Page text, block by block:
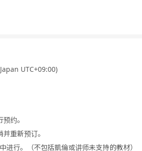
UTC+09:00)
约。
重新预订。
行。（不包括凱倫或讲师未支持的教材）